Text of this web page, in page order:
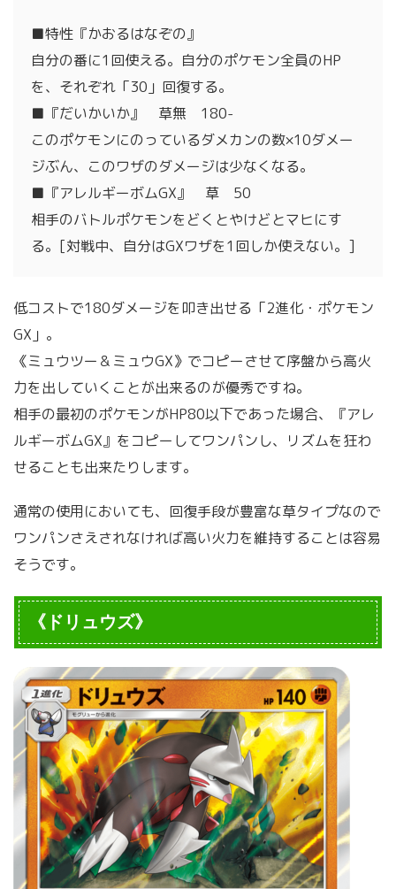
■特性『かおるはなぞの』
自分の番に1回使える。自分のポケモン全員のHP
を、それぞれ「30」回復する。
■『だいかいか』 草無 180-
このポケモンにのっているダメカンの数×10ダメー
ジぶん、このワザのダメージは少なくなる。
■『アレルギーボムGX』 草 50
相手のバトルポケモンをどくとやけどとマヒにす
る。[対戦中、自分はGXワザを1回しか使えない。]
低コストで180ダメージを叩き出せる「2進化・ポケモン
GX」。
《ミュウツー＆ミュウGX》でコピーさせて序盤から高火
力を出していくことが出来るのが優秀ですね。
相手の最初のポケモンがHP80以下であった場合、『アレ
ルギーボムGX』をコピーしてワンパンし、リズムを狂わ
せることも出来たりします。
通常の使用においても、回復手段が豊富な草タイプなので
ワンパンさえされなければ高い火力を維持することは容易
そうです。
《ドリュウズ》